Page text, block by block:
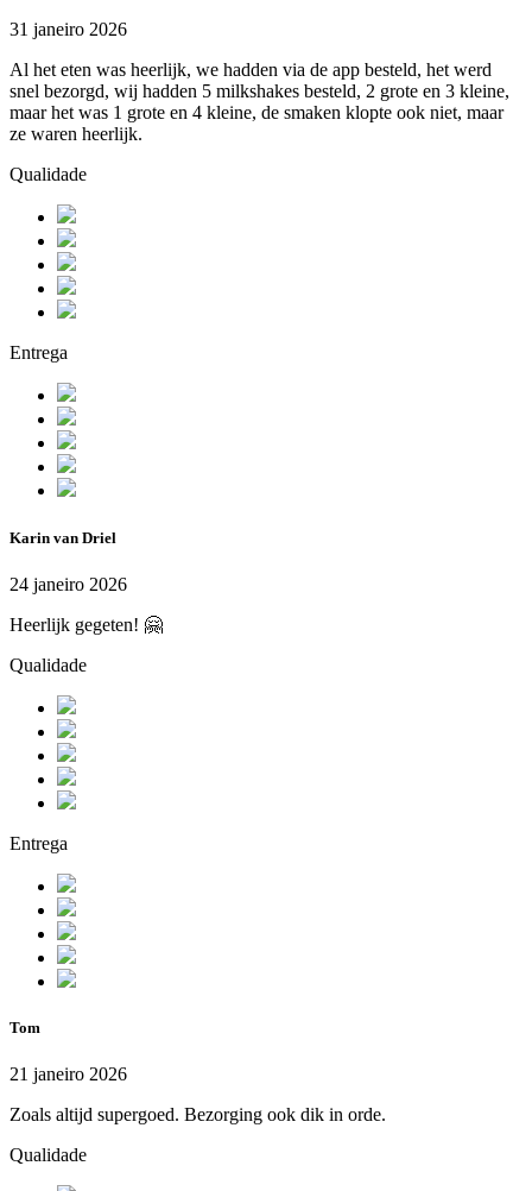
31 janeiro 2026
Al het eten was heerlijk, we hadden via de app besteld, het werd
snel bezorgd, wij hadden 5 milkshakes besteld, 2 grote en 3 kleine,
maar het was 1 grote en 4 kleine, de smaken klopte ook niet, maar
ze waren heerlijk.
Qualidade
Entrega
Karin van Driel
24 janeiro 2026
Heerlijk gegeten! 🤗
Qualidade
Entrega
Tom
21 janeiro 2026
Zoals altijd supergoed. Bezorging ook dik in orde.
Qualidade